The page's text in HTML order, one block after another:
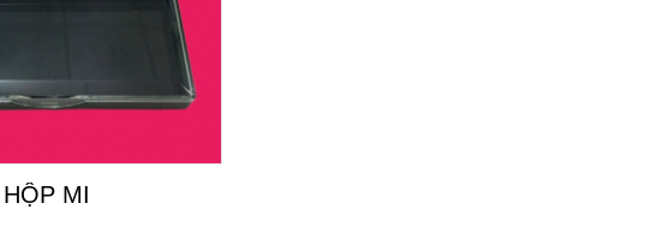
HỘP MI